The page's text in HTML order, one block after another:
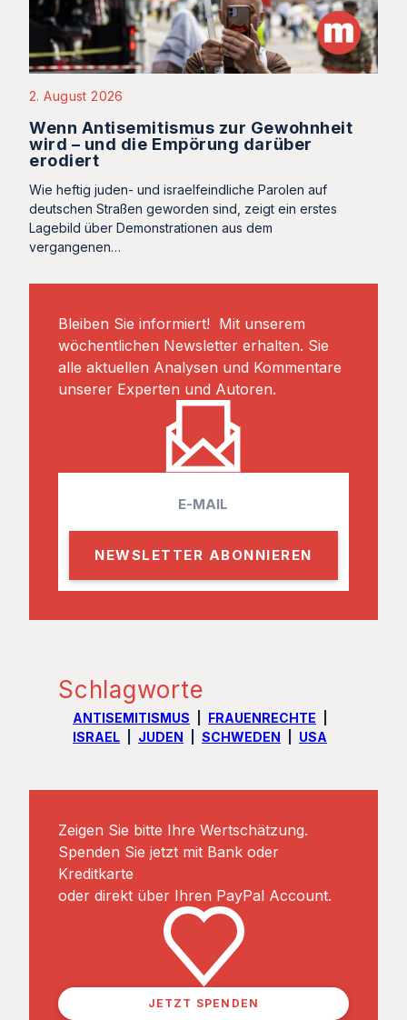
2. August 2026
Wenn Antisemitismus zur Gewohnheit
wird – und die Empörung darüber
erodiert
Wie heftig juden- und israelfeindliche Parolen auf
deutschen Straßen geworden sind, zeigt ein erstes
Lagebild über Demonstrationen aus dem
vergangenen…
Bleiben Sie informiert! Mit unserem
wöchentlichen Newsletter erhalten. Sie
alle aktuellen Analysen und Kommentare
unserer Experten und Autoren.
l
Schlagworte
ANTISEMITISMUS
FRAUENRECHTE
ISRAEL
JUDEN SCHWEDEN USA
Zeigen Sie bitte Ihre Wertschätzung.
Spenden Sie jetzt mit Bank oder
Kreditkarte
oder direkt über Ihren PayPal Account.
JETZT SPENDEN